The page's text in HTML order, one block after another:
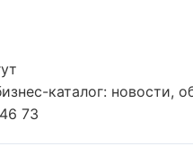
каталог: новости,
73